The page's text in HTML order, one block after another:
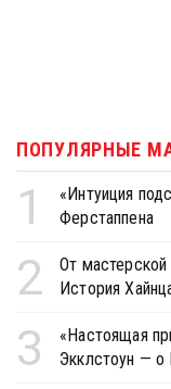
ПОПУЛЯРНЫЕ
1
«Интуиция
Ферстаппена
2
От
История
3
«Настоящая
Экклстоун — о